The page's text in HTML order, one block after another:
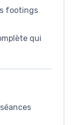
footings
qui